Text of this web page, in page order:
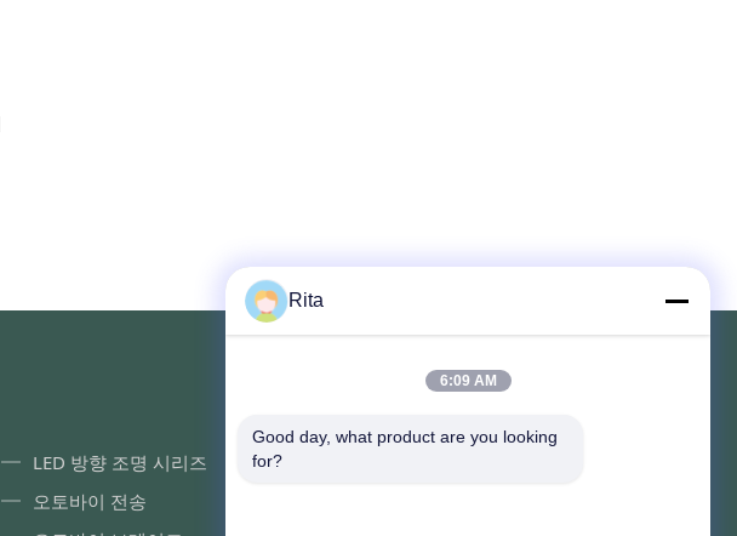
LED 방향 조명 시리즈
오토바이 전송
Rita
6:09 AM
Good day, what product are you looking
for?